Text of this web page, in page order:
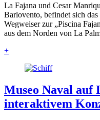
La Fajana und Cesar
Barlovento, befindet sich
Wegweiser zur „Piscina
aus dem Norden von La
+
Museo Naval auf
interaktivem